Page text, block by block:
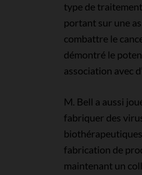
type de
portant sur une
combattre le
démontré le
association avec
M. Bell a aussi
fabriquer des
fabrication de
maintenant un